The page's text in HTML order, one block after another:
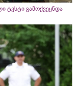
ტესტი გამოქვეყნდა